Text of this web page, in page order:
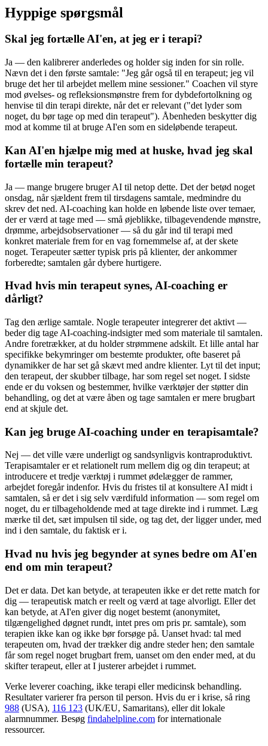
Hyppige spørgsmål
Skal jeg fortælle AI'en, at jeg er i terapi?
Ja — den kalibrerer anderledes og holder sig inden for sin rolle.
Nævn det i den første samtale: "Jeg går også til en terapeut; jeg vil
bruge det her til arbejdet mellem mine sessioner." Coachen vil styre
mod øvelses- og refleksionsmønstre frem for dybdefortolkning og
henvise til din terapi direkte, når det er relevant ("det lyder som
noget, du bør tage op med din terapeut"). Åbenheden beskytter dig
mod at komme til at bruge AI'en som en sideløbende terapeut.
Kan AI'en hjælpe mig med at huske, hvad jeg skal
fortælle min terapeut?
Ja — mange brugere bruger AI til netop dette. Det der betød noget
onsdag, når sjældent frem til tirsdagens samtale, medmindre du
skrev det ned. AI-coaching kan holde en løbende liste over temaer,
der er værd at tage med — små øjeblikke, tilbagevendende mønstre,
drømme, arbejdsobservationer — så du går ind til terapi med
konkret materiale frem for en vag fornemmelse af, at der skete
noget. Terapeuter sætter typisk pris på klienter, der ankommer
forberedte; samtalen går dybere hurtigere.
Hvad hvis min terapeut synes, AI-coaching er
dårligt?
Tag den ærlige samtale. Nogle terapeuter integrerer det aktivt —
beder dig tage AI-coaching-indsigter med som materiale til samtalen.
Andre foretrækker, at du holder strømmene adskilt. Et lille antal har
specifikke bekymringer om bestemte produkter, ofte baseret på
dynamikker de har set gå skævt med andre klienter. Lyt til det input;
den terapeut, der skubber tilbage, har som regel set noget. I sidste
ende er du voksen og bestemmer, hvilke værktøjer der støtter din
behandling, og det at være åben og tage samtalen er mere brugbart
end at skjule det.
Kan jeg bruge AI-coaching under en terapisamtale?
Nej — det ville være underligt og sandsynligvis kontraproduktivt.
Terapisamtaler er et relationelt rum mellem dig og din terapeut; at
introducere et tredje værktøj i rummet ødelægger de rammer,
arbejdet foregår indenfor. Hvis du fristes til at konsultere AI midt i
samtalen, så er det i sig selv værdifuld information — som regel om
noget, du er tilbageholdende med at tage direkte ind i rummet. Læg
mærke til det, sæt impulsen til side, og tag det, der ligger under, med
ind i den samtale, du faktisk er i.
Hvad nu hvis jeg begynder at synes bedre om AI'en
end om min terapeut?
Det er data. Det kan betyde, at terapeuten ikke er det rette match for
dig — terapeutisk match er reelt og værd at tage alvorligt. Eller det
kan betyde, at AI'en giver dig noget bestemt (anonymitet,
tilgængelighed døgnet rundt, intet pres om pris pr. samtale), som
terapien ikke kan og ikke bør forsøge på. Uanset hvad: tal med
terapeuten om, hvad der trækker dig andre steder hen; den samtale
får som regel noget brugbart frem, uanset om den ender med, at du
skifter terapeut, eller at I justerer arbejdet i rummet.
Verke leverer coaching, ikke terapi eller medicinsk behandling.
Resultater varierer fra person til person. Hvis du er i krise, så ring
988 (USA), 116 123 (UK/EU, Samaritans), eller dit lokale
alarmnummer. Besøg findahelpline.com for internationale
ressourcer.